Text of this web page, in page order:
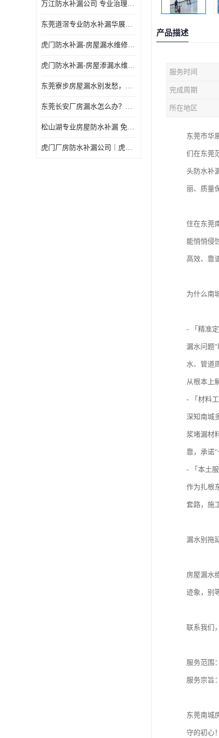
万江防水补漏公司 专业治理各项建筑物渗漏水 精准选材 快速止水
东莞道滘专业防水补漏华展防水更专业，及时高效，五年质保
虎门防水补漏-房屋漏水维修 免费上门提供方案 高效解决渗漏水问题
虎门防水补漏-房屋渗漏水维修 免费上门提供方案 验收合格再收费
东莞寮步房屋漏水别发愁，华展防水为您解烦忧！
东莞长安厂房漏水怎么办？华展防水24小时解决渗漏难题
松山湖专业房屋防水补漏 免费上门看现场，快速提供可靠方案
虎门厂房防水补漏公司｜虎门专修厂房渗漏水｜虎门楼面漏水补漏
产品描述
服务时间
完成周期
所在地区
东莞市华
们在东莞
头防水补
丽、质量
住在东莞
能悄悄侵
高效、靠
为什么南
- 「精准
漏水问题
水、管道
从根本上
- 「材料
深知南城
浆堵漏材
靠，承诺“
- 「本土
作为扎根
套路，施
漏水别拖
房屋漏水
迹象，别
联系我们
服务范围
服务宗旨
东莞南城
守的初心！